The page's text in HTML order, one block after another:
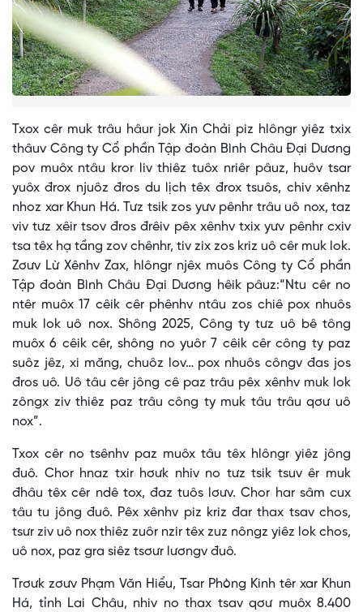
Txox cêr muk trâu hâur jok Xin Chải piz hlôngr yiêz txix
thâuv Công ty Cổ phần Tập đoàn Bình Châu Đại Dương
pov muôx ntâu kror liv thiêz tuôx nriêr pâuz, huôv tsar
yuôx đrox njuôz đros du lịch têx đrox tsuôs, chiv xênhz
nhoz xar Khun Há. Tưz tsik zos yưv pênhr trâu uô nox, taz
viv tưz xêir tsov đros đrêiv pêx xênhv txix yưv pênhr cxiv
tsa têx hạ tầng zov chênhr, tiv zix zos kriz uô cêr muk lok.
Zơưv Lừ Xênhv Zax, hlôngr njêx muôs Công ty Cổ phần
Tập đoàn Bình Châu Đại Dương hêik pâuz:“Ntu cêr no
ntêr muôx 17 cêik cêr phênhv ntâu zos chiê pox nhuôs
muk lok uô nox. Shông 2025, Công ty tưz uô bê tông
muôx 6 cêik cêr, shông no yuôr 7 cêik cêr công ty paz
suôz jêz, xi măng, chuôz lov… pox nhuôs côngv đas jos
đros uô. Uô tâu cêr jông cê paz trâu pêx xênhv muk lok
zôngx ziv thiêz paz trâu công ty muk tâu trâu qơư uô
nox”.
Txox cêr no tsênhv paz muôx tâu têx hlôngr yiêz jông
đuô. Chor hnaz txir hơưk nhiv no tưz tsik tsuv êr muk
đhâu têx cêr ndê tox, đaz tuôs lơưv. Chor har sâm cux
tâu tu jông đuô. Pêx xênhv piz kriz đar thax tsav chos,
tsưr ziv uô nox thiêz zuôr nzir têx zuz nôngz yiêz lok chos,
uô nox, paz gra siêz tsơưr lươngv đuô.
Trơưk zơưv Phạm Văn Hiểu, Tsar Phòng Kinh têr xar Khun
Há, tỉnh Lai Châu, nhiv no thax tsav qơư muôx 8.400